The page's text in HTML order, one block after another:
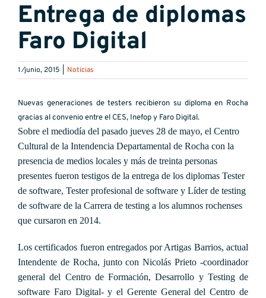
Entrega de diplomas
Faro Digital
1 ⁄junio, 2015 Noticias
Nuevas generaciones de testers recibieron su diploma en Rocha
gracias al convenio entre el CES, Inefop y Faro Digital.
Sobre el mediodía del pasado jueves 28 de mayo, el Centro
Cultural de la Intendencia Departamental de Rocha con la
presencia de medios locales y más de treinta personas
presentes fueron testigos de la entrega de los diplomas Tester
de software, Tester profesional de software y Líder de testing
de software de la Carrera de testing a los alumnos rochenses
que cursaron en 2014.
Los certificados fueron entregados por Artigas Barrios, actual
Intendente de Rocha, junto con Nicolás Prieto -coordinador
general del Centro de Formación, Desarrollo y Testing de
software Faro Digital- y el Gerente General del Centro de